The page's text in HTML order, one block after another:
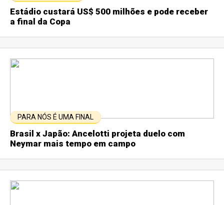
Estádio custará US$ 500 milhões e pode receber
a final da Copa
PARA NÓS É UMA FINAL
Brasil x Japão: Ancelotti projeta duelo com
Neymar mais tempo em campo